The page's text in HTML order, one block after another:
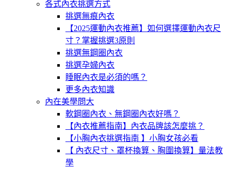
各式內衣挑選方式
挑選無痕內衣
【2025運動內衣推薦】如何選擇運動內衣尺
寸？掌握挑選3原則
挑選無鋼圈內衣
挑選孕婦內衣
睡眠內衣是必須的嗎？
更多內衣知識
內在美學問大
軟鋼圈內衣、無鋼圈內衣好嗎？
【內衣推薦指南】內衣品牌該怎麼挑？
【小胸內衣挑選指南 】小胸女孩必看
【 內衣尺寸、罩杯換算、胸圍換算】量法教
學